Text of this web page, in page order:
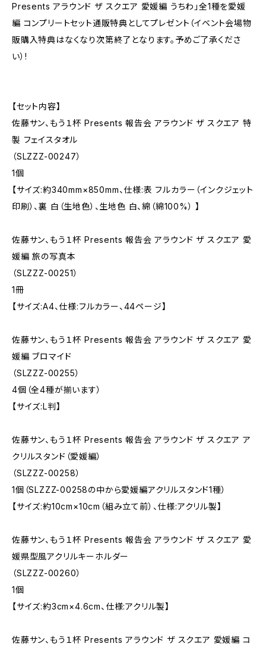
Presents アラウンド ザ スクエア 愛媛編 うちわ」全1種を愛媛
編 コンプリートセット通販特典としてプレゼント（イベント会場物
販購入特典はなくなり次第終了となります。予めご了承くださ
い）!
【セット内容】
佐藤サン、もう１杯 Presents 報告会 アラウンド ザ スクエア 特
製 フェイスタオル
（SLZZZ-00247）
1個
【サイズ:約340mm×850mm、仕様:表 フルカラー（インクジェット
印刷）、裏 白（生地色）、生地色 白、綿（綿100%） 】
佐藤サン、もう１杯 Presents 報告会 アラウンド ザ スクエア 愛
媛編 旅の写真本
（SLZZZ-00251）
1冊
【サイズ:A4、仕様:フルカラー、44ページ】
佐藤サン、もう１杯 Presents 報告会 アラウンド ザ スクエア 愛
媛編 ブロマイド
（SLZZZ-00255）
4個（全4種が揃います）
【サイズ:L判】
佐藤サン、もう１杯 Presents 報告会 アラウンド ザ スクエア ア
クリルスタンド（愛媛編）
（SLZZZ-00258）
1個（SLZZZ-00258の中から愛媛編アクリルスタンド1種）
【サイズ:約10cm×10cm（組み立て前）、仕様:アクリル製】
佐藤サン、もう１杯 Presents 報告会 アラウンド ザ スクエア 愛
媛県型風アクリルキーホルダー
（SLZZZ-00260）
1個
【サイズ:約3cm×4.6cm、仕様:アクリル製】
佐藤サン、もう１杯 Presents アラウンド ザ スクエア 愛媛編 コ